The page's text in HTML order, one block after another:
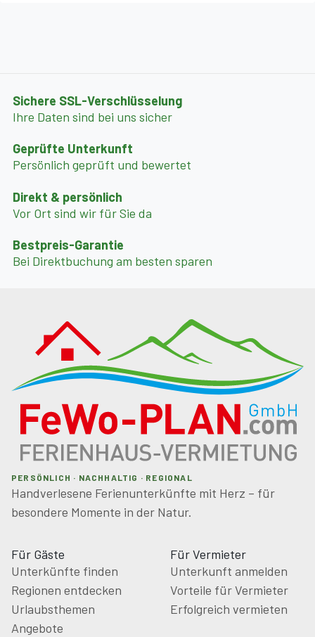
Sichere SSL-Verschlüsselung
Ihre Daten sind bei uns sicher
Geprüfte Unterkunft
Persönlich geprüft und bewertet
Direkt & persönlich
Vor Ort sind wir für Sie da
Bestpreis-Garantie
Bei Direktbuchung am besten sparen
PERSÖNLICH · NACHHALTIG · REGIONAL
Handverlesene Ferienunterkünfte mit Herz – für
besondere Momente in der Natur.
Für Gäste
Unterkünfte finden
Regionen entdecken
Urlaubsthemen
Angebote
Für Vermieter
Unterkunft anmelden
Vorteile für Vermieter
Erfolgreich vermieten